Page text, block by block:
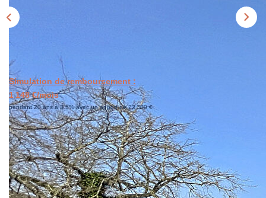
Simulation de remboursement :
1 148 €/mois
pendant 20 ans à 3.5% avec un apport de 22 000 €
Description
Réf : 129021